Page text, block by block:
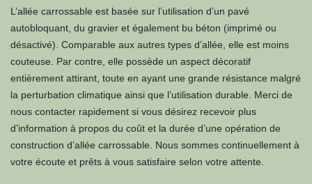
L’allée carrossable est basée sur l’utilisation d’un pavé
autobloquant, du gravier et également bu béton (imprimé ou
désactivé). Comparable aux autres types d’allée, elle est moins
couteuse. Par contre, elle possède un aspect décoratif
entièrement attirant, toute en ayant une grande résistance malgré
la perturbation climatique ainsi que l’utilisation durable. Merci de
nous contacter rapidement si vous désirez recevoir plus
d’information à propos du coût et la durée d’une opération de
construction d’allée carrossable. Nous sommes continuellement à
votre écoute et prêts à vous satisfaire selon votre attente.